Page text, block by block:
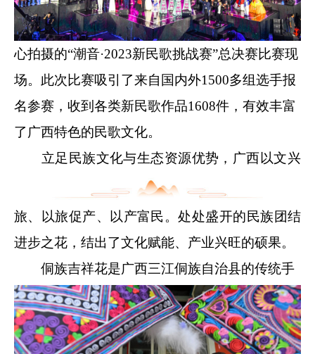
心拍摄的“潮音·2023新民歌挑战赛”总决赛比赛现
场。此次比赛吸引了来自国内外1500多组选手报
名参赛，收到各类新民歌作品1608件，有效丰富
了广西特色的民歌文化。
立足民族文化与生态资源优势，广西以文兴
旅、以旅促产、以产富民。处处盛开的民族团结
进步之花，结出了文化赋能、产业兴旺的硕果。
侗族吉祥花是广西三江侗族自治县的传统手